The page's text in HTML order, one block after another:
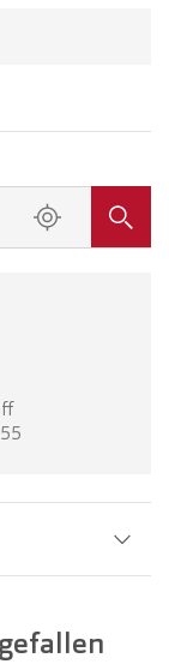
51 mm